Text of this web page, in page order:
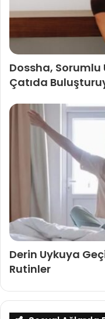
Dossha, Sorumlu
Çatıda
Derin Uykuya
Rutinler